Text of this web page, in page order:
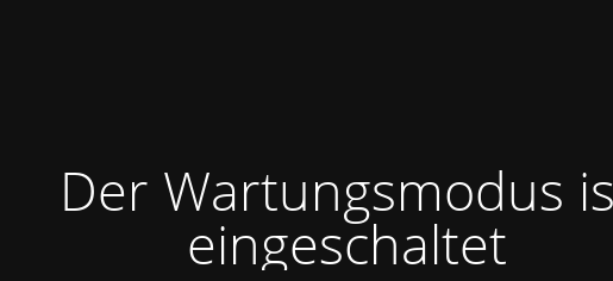
Der Wartungsmodus
eingeschaltet